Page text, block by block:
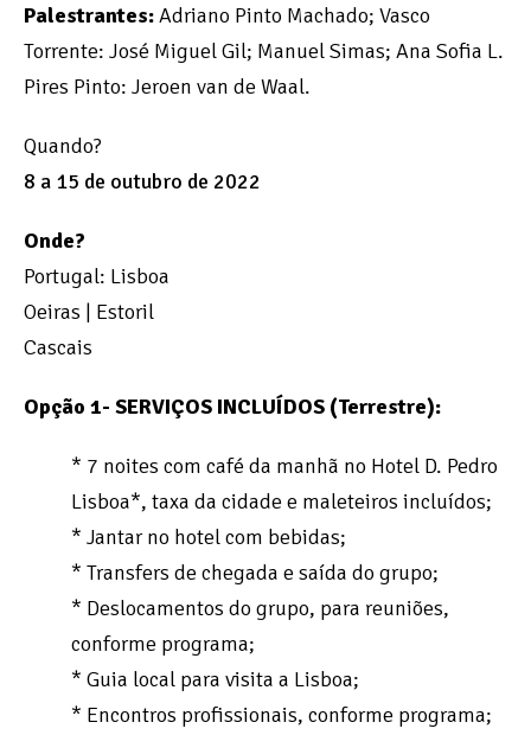
Palestrantes:Adriano Pinto Machado; Vasco
Torrente: José Miguel Gil; Manuel Simas; Ana Sofia L.
Pires Pinto: Jeroen van de Waal.
Quando?
8 a 15 de outubro de 2022
Onde?
Portugal: Lisboa
Oeiras | Estoril
Cascais
Opção 1- SERVIÇOS INCLUÍDOS (Terrestre):
* 7 noites com café da manhã no Hotel D. Pedro
Lisboa*, taxa da cidade e maleteiros incluídos;
* Jantar no hotel com bebidas;
* Transfers de chegada e saída do grupo;
* Deslocamentos do grupo, para reuniões,
conforme programa;
* Guia local para visita a Lisboa;
* Encontros profissionais, conforme programa;